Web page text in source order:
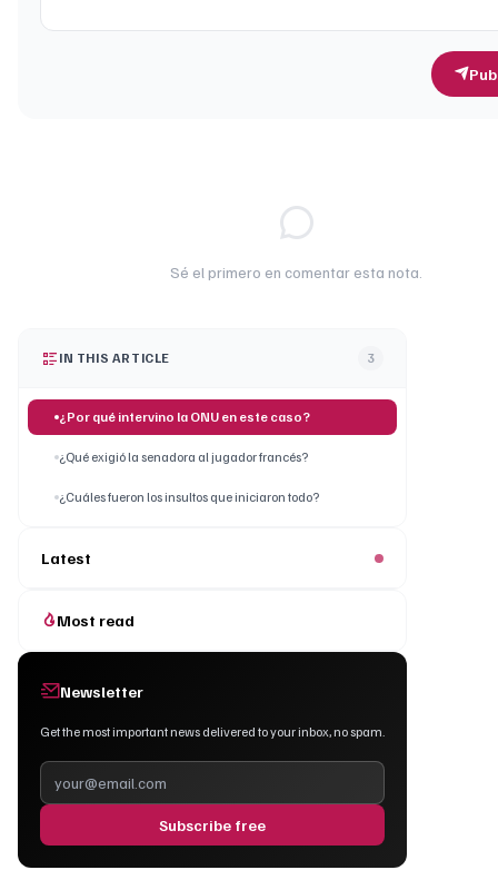
Sé el primero en comentar esta nota.
IN THIS ARTICLE 3
¿Por qué intervino la ONU en este caso?
¿Qué exigió la senadora al jugador francés?
¿Cuáles fueron los insultos que iniciaron todo?
Latest
Most read
Newsletter
Get the most important news delivered to your inbox, no spam.
Subscribe free